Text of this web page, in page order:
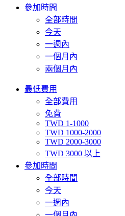
參加時間
全部時間
今天
一週內
一個月內
兩個月內
最低費用
全部費用
免費
TWD 1-1000
TWD 1000-2000
TWD 2000-3000
TWD 3000 以上
參加時間
全部時間
今天
一週內